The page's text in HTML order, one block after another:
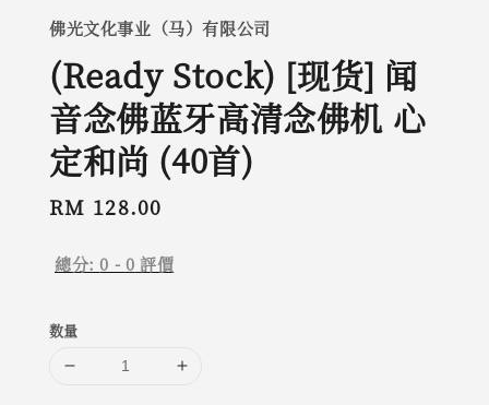
佛光文化事业（马）有限公司
(Ready Stock) [现货] 闻
音念佛蓝牙高清念佛机 心
定和尚 (40首)
Regular
RM 128.00
總分:0 - 0 評價
数量